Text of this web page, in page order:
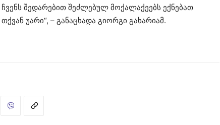
ჩვენს შედარებით შეძლებულ მოქალაქეებს ექნებათ
უარი“, – განაცხადა გიორგი გახარიამ.